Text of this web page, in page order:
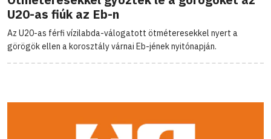
U20-as fiúk az Eb-n
Az U20-as férfi vízilabda-válogatott ötméteresekkel nyert a
görögök ellen a korosztály várnai Eb-jének nyitónapján.